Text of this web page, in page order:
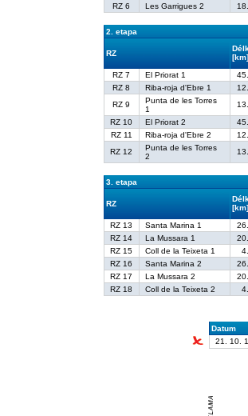
RZ 6
Les Garrigues 2
2. etapa
RZ
[km]
RZ 7
El Priorat 1
RZ 8
Riba-roja d'Ebre 1
RZ 9
Punta de les Torres
1
RZ 10
El Priorat 2
RZ 11
Riba-roja d'Ebre 2
RZ 12
Punta de les Torres
2
3. etapa
RZ
[km]
RZ 13
Santa Marina 1
RZ 14
La Mussara 1
RZ 15
Coll de la Teixeta 1
RZ 16
Santa Marina 2
RZ 17
La Mussara 2
RZ 18
Coll de la Teixeta 2
Datum
21. 10.